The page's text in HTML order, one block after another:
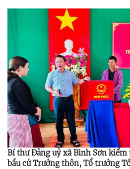
Bí thư Đảng uỷ xã Bình Sơn kiểm
bầu cử Trưởng thôn, Tổ trưởng